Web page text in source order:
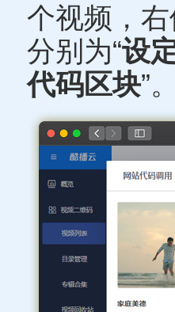
个视频，
分别为“设
代码区块”